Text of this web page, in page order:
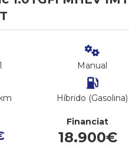
Manual
Híbrido (Gasolina)
Financiat
18.900€